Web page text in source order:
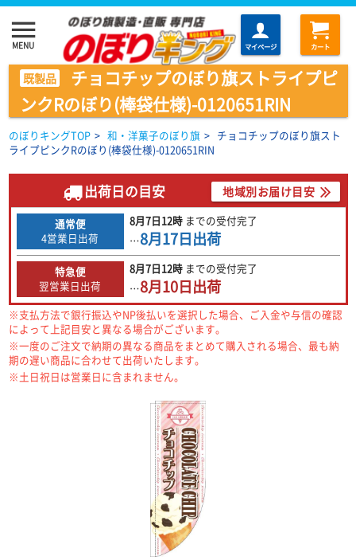
menu
MENU マイページ カート
既製品
チョコチップのぼり旗ストライプピ
ンクRのぼり(棒袋仕様)-0120651RIN
のぼりキングTOP > 和・洋菓子のぼり旗 > チョコチップのぼり旗スト
ライプピンクRのぼり(棒袋仕様)-0120651RIN
出荷日の目安 地域別お届け目安
通常便
4営業日出荷
8月7日12時 までの受付完了
…8月17日出荷
特急便
翌営業日出荷
8月7日12時 までの受付完了
…8月10日出荷
※支払方法で銀行振込やNP後払いを選択した場合、ご入金や与信の確認
によって上記目安と異なる場合がございます。
※一度のご注文で納期の異なる商品をまとめて購入される場合、最も納
期の遅い商品に合わせて出荷いたします。
※土日祝日は営業日に含まれません。